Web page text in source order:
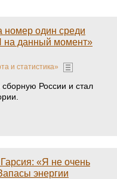
номер один среди
на данный момент»
и статистика»
России и стал
«Я не очень
энергии